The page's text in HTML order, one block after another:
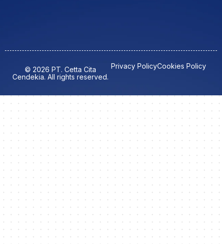
© 2026 PT. Cetta Cita
Cendekia. All rights reserved.
Privacy PolicyCookies Policy